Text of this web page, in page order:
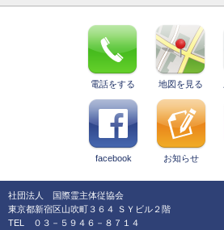
電話をする 地図を見る
facebook お知らせ
社団法人 国際霊主体従協会
東京都新宿区山吹町３６４ ＳＹビル２階
TEL ０３－５９４６－８７１４